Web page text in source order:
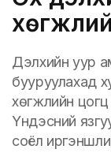
Дэлхийн уур
бууруулахад
хөгжлийн
Үндэсний
соёл